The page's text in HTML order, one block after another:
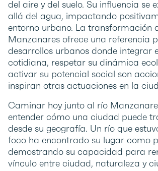
del aire y del suelo. Su influencia se
allá del agua, impactando
entorno urbano. La transformación
Manzanares ofrece una referencia
desarrollos urbanos donde integrar
cotidiana, respetar su dinámica
activar su potencial social son
inspiran otras actuaciones en la
Caminar hoy junto al río
entender cómo una ciudad puede
desde su geografía. Un río que
foco ha encontrado su lugar como
demostrando su capacidad para
vínculo entre ciudad, naturaleza y